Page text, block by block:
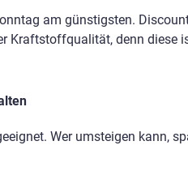
am günstigsten.
Kraftstoffqualität, denn diese
Wer umsteigen kann,